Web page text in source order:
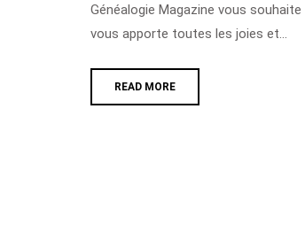
Généalogie Magazine vous souhaite une excellente année 2024 à venir pleines de promesses et de succès. Qu’elle
vous apporte toutes les joies et...
READ MORE